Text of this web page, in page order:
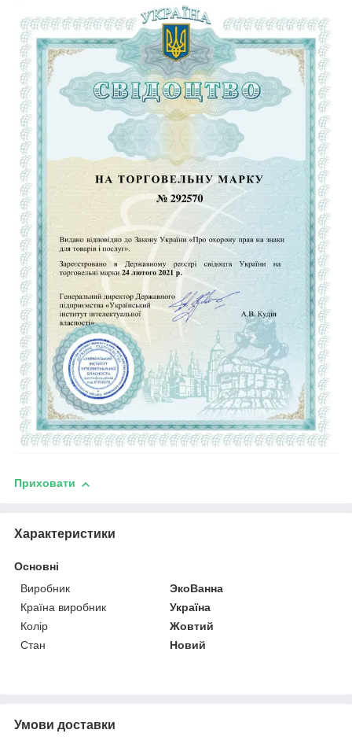
Приховати
Характеристики
Основні
Виробник
ЭкоВанна
Країна виробник
Україна
Колір
Жовтий
Стан
Новий
Умови доставки